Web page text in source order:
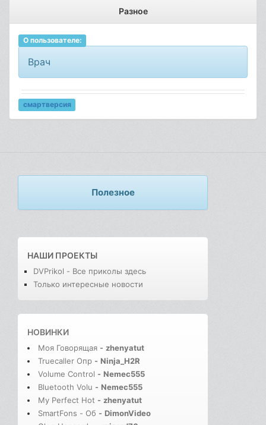
Разное
О пользователе:
Врач
смартверсия
Полезное
НАШИ ПРОЕКТЫ
DVPrikol - Все приколы здесь
Только интересные новости
НОВИНКИ
Моя Говорящая - zhenyatut
Truecaller Опр - Ninja_H2R
Volume Control - Nemec555
Bluetooth Volu - Nemec555
My Perfect Hot - zhenyatut
SmartFons - Об - DimonVideo